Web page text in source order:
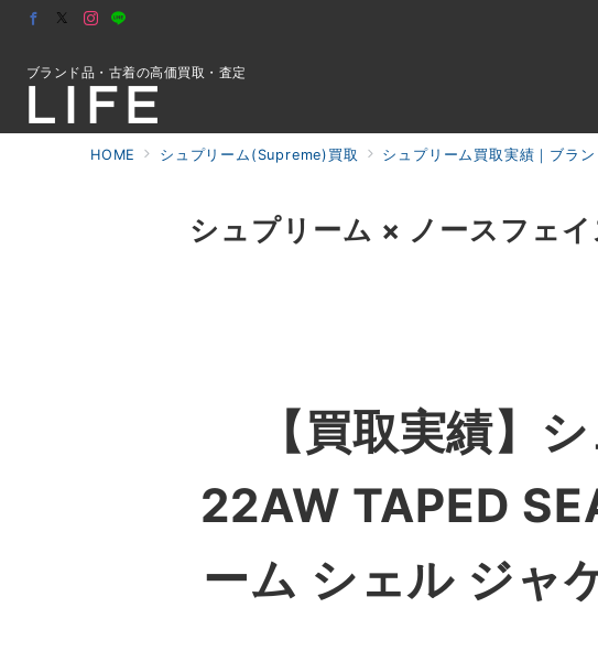
ブランド品・古着の高価買取・査定
HOME シュプリーム(Supreme)買取 シュプリーム買取実績｜ブラ
シュプリーム × ノースフェ
【買取実績】
22AW TAPED
ーム シェル ジャ